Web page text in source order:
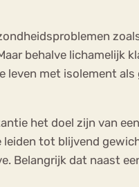
behalve lichamelijk
met isolement als
het doel zijn van
tot blijvend
Belangrijk dat naast